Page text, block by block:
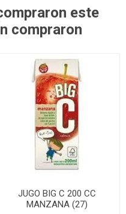
este
compraron
JUGO BIG C 200 CC
MANZANA (27)